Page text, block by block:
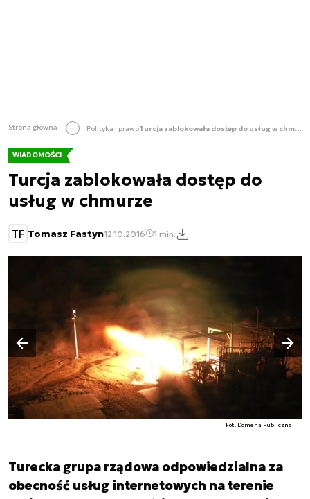
Strona główna Polityka i prawo Turcja zablokowała dostęp do usług w chmurze
WIADOMOŚCI
Turcja zablokowała dostęp do
usług w chmurze
TF Tomasz Fastyn12.10.2016 1 min.
Fot. Domena Publiczna
Poprzedni slajd
Następny slajd
Turecka grupa rządowa odpowiedzialna za
obecność usług internetowych na terenie